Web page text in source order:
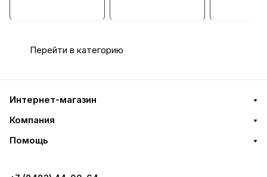
Перейти в категорию
Интернет-магазин
Компания
Помощь